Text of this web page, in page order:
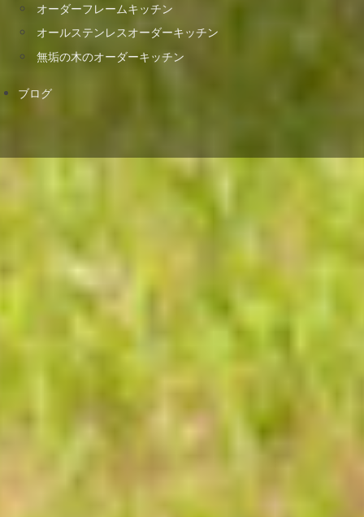
オーダーフレームキッチン
オールステンレスオーダーキッチン
無垢の木のオーダーキッチン
ブログ